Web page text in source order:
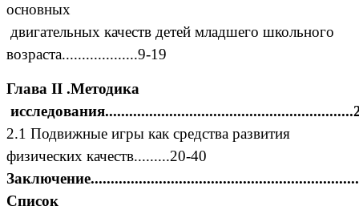
основных
двигательных качеств детей младшего школьного
возраста...................9-19
Глава II .Методика
2.1 Подвижные игры как средства развития
физических качеств.........20-40
Список